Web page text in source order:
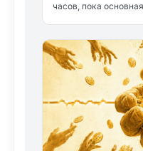
часов, пока